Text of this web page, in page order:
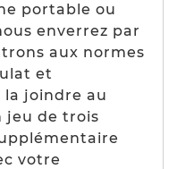
portable ou
enverrez par
aux normes
et
la joindre au
jeu de trois
votre